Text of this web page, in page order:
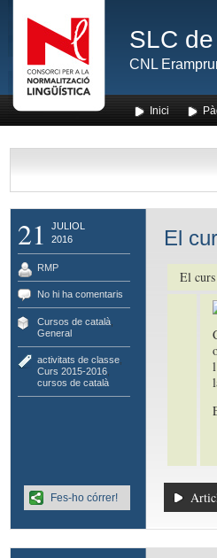
SLC
CNL
Inici
21
JULIOL
2016
RMP
No hi ha comentaris
Cursos de català,
General
activitats de classe,
Curs 2015-2016,
cursos de català
El
El
Fes-ho córrer!